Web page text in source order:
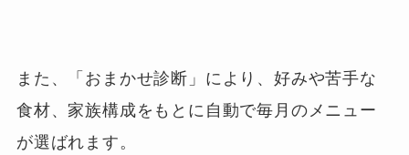
また、「おまかせ診断」により、好みや苦手な
食材、家族構成をもとに自動で毎月のメニュー
が選ばれます。